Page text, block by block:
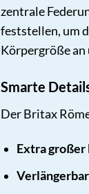
zentrale
feststellen, um
Körpergröße an
Smarte
Der Britax
Extra großer